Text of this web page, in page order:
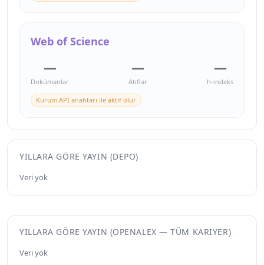
Web of Science
—
Dokümanlar
—
Atıflar
—
h-indeks
Kurum API anahtarı ile aktif olur
YILLARA GÖRE YAYIN (DEPO)
Veri yok
YILLARA GÖRE YAYIN (OPENALEX — TÜM KARIYER)
Veri yok